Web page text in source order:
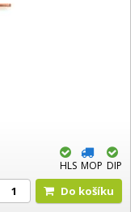
HLS MOP DIP
Do košíku